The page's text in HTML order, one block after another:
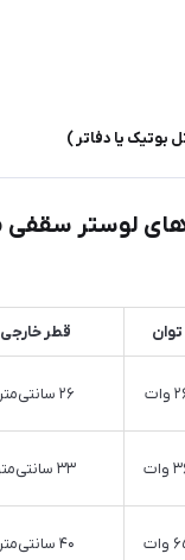
یا دفاتر )
توان قطر خارجی
۲۶ سانتی‌متر
۳۳ سانتی‌متر
۴۰ سانتی‌متر